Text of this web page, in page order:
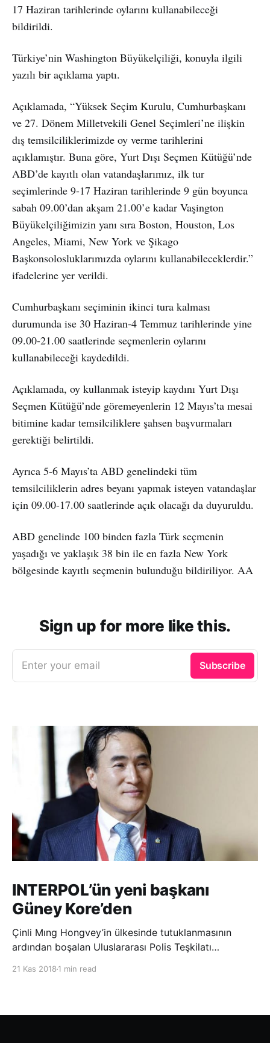
17 Haziran tarihlerinde oylarını kullanabileceği
bildirildi.
Türkiye’nin Washington Büyükelçiliği, konuyla ilgili
yazılı bir açıklama yaptı.
Açıklamada, “Yüksek Seçim Kurulu, Cumhurbaşkanı
ve 27. Dönem Milletvekili Genel Seçimleri’ne ilişkin
dış temsilciliklerimizde oy verme tarihlerini
açıklamıştır. Buna göre, Yurt Dışı Seçmen Kütüğü’nde
ABD’de kayıtlı olan vatandaşlarımız, ilk tur
seçimlerinde 9-17 Haziran tarihlerinde 9 gün boyunca
sabah 09.00’dan akşam 21.00’e kadar Vaşington
Büyükelçiliğimizin yanı sıra Boston, Houston, Los
Angeles, Miami, New York ve Şikago
Başkonsolosluklarımızda oylarını kullanabileceklerdir.”
ifadelerine yer verildi.
Cumhurbaşkanı seçiminin ikinci tura kalması
durumunda ise 30 Haziran-4 Temmuz tarihlerinde yine
09.00-21.00 saatlerinde seçmenlerin oylarını
kullanabileceği kaydedildi.
Açıklamada, oy kullanmak isteyip kaydını Yurt Dışı
Seçmen Kütüğü’nde göremeyenlerin 12 Mayıs’ta mesai
bitimine kadar temsilciliklere şahsen başvurmaları
gerektiği belirtildi.
Ayrıca 5-6 Mayıs’ta ABD genelindeki tüm
temsilciliklerin adres beyanı yapmak isteyen vatandaşlar
için 09.00-17.00 saatlerinde açık olacağı da duyuruldu.
ABD genelinde 100 binden fazla Türk seçmenin
yaşadığı ve yaklaşık 38 bin ile en fazla New York
bölgesinde kayıtlı seçmenin bulunduğu bildiriliyor. AA
Sign up for more like this.
Enter your email Subscribe
INTERPOL’ün yeni başkanı
Güney Kore’den
Çinli Mıng Hongvey’in ülkesinde tutuklanmasının
ardından boşalan Uluslararası Polis Teşkilatı
21 Kas 2018 1 min read